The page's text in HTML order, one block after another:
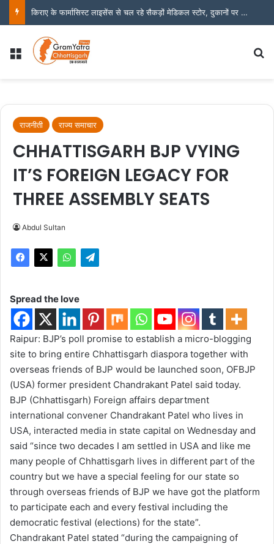
किराए के फार्मासिस्ट लाइसेंस से चल रहे सैकड़ों मेडिकल स्टोर, दुकानों पर निगरानी को लेकर उठने लगे सवाल
Menu
राजनीती राज्य समाचार
CHHATTISGARH BJP VYING
IT’S FOREIGN LEGACY FOR
THREE ASSEMBLY SEATS
Abdul Sultan
Spread the love
Raipur: BJP’s poll promise to establish a micro-blogging
site to bring entire Chhattisgarh diaspora together with
overseas friends of BJP would be launched soon, OFBJP
(USA) former president Chandrakant Patel said today.
BJP (Chhattisgarh) Foreign affairs department
international convener Chandrakant Patel who lives in
USA, interacted media in state capital on Wednesday and
said “since two decades I am settled in USA and like me
many people of Chhattisgarh lives in different part of the
country but we have a special feeling for our state so
through overseas friends of BJP we have got the platform
to participate each and every festival including the
democratic festival (elections) for the state”.
Chandrakant Patel stated “during the campaigning of